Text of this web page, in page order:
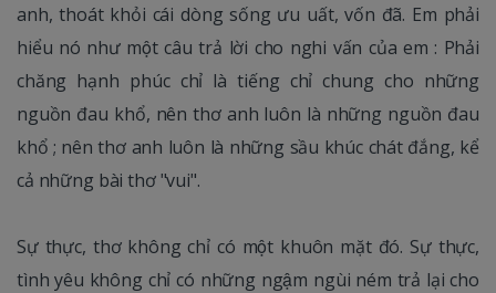
anh, thoát khỏi cái dòng sống ưu uất, vốn đã. Em phải
hiểu nó như một câu trả lời cho nghi vấn của em : Phải
chăng hạnh phúc chỉ là tiếng chỉ chung cho những
nguồn đau khổ, nên thơ anh luôn là những nguồn đau
khổ ; nên thơ anh luôn là những sầu khúc chát đắng, kể
cả những bài thơ "vui".
Sự thực, thơ không chỉ có một khuôn mặt đó. Sự thực,
tình yêu không chỉ có những ngậm ngùi ném trả lại cho